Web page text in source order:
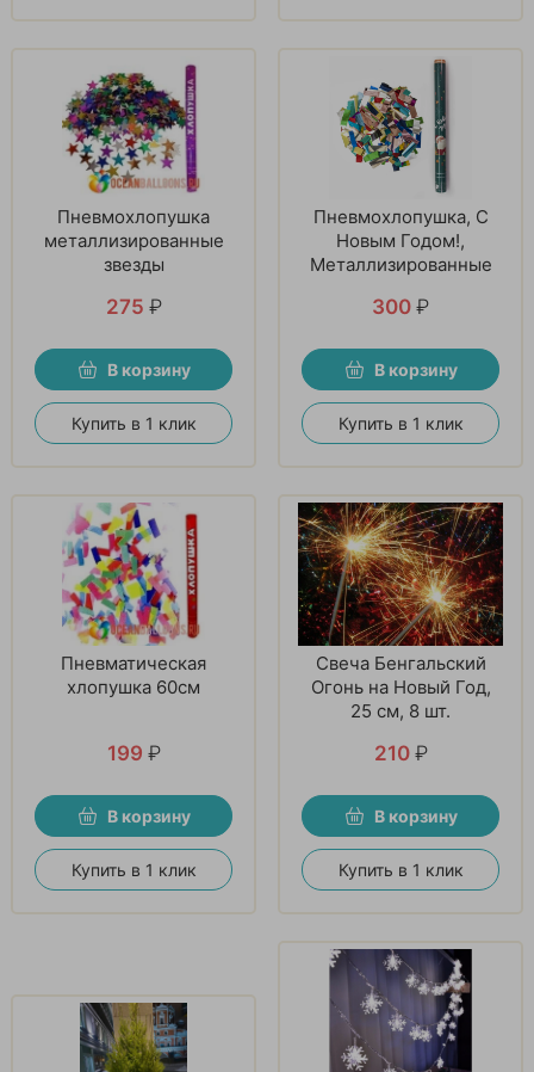
Пневмохлопушка
металлизированные
звезды
275 ₽
В корзину
Купить в 1 клик
Пневмохлопушка, С
Новым Годом!,
Металлизированные
Зеленый, 1 шт
300 ₽
В корзину
Купить в 1 клик
Пневматическая
хлопушка 60см
199 ₽
В корзину
Купить в 1 клик
Свеча Бенгальский
Огонь на Новый Год,
25 см, 8 шт.
210 ₽
В корзину
Купить в 1 клик